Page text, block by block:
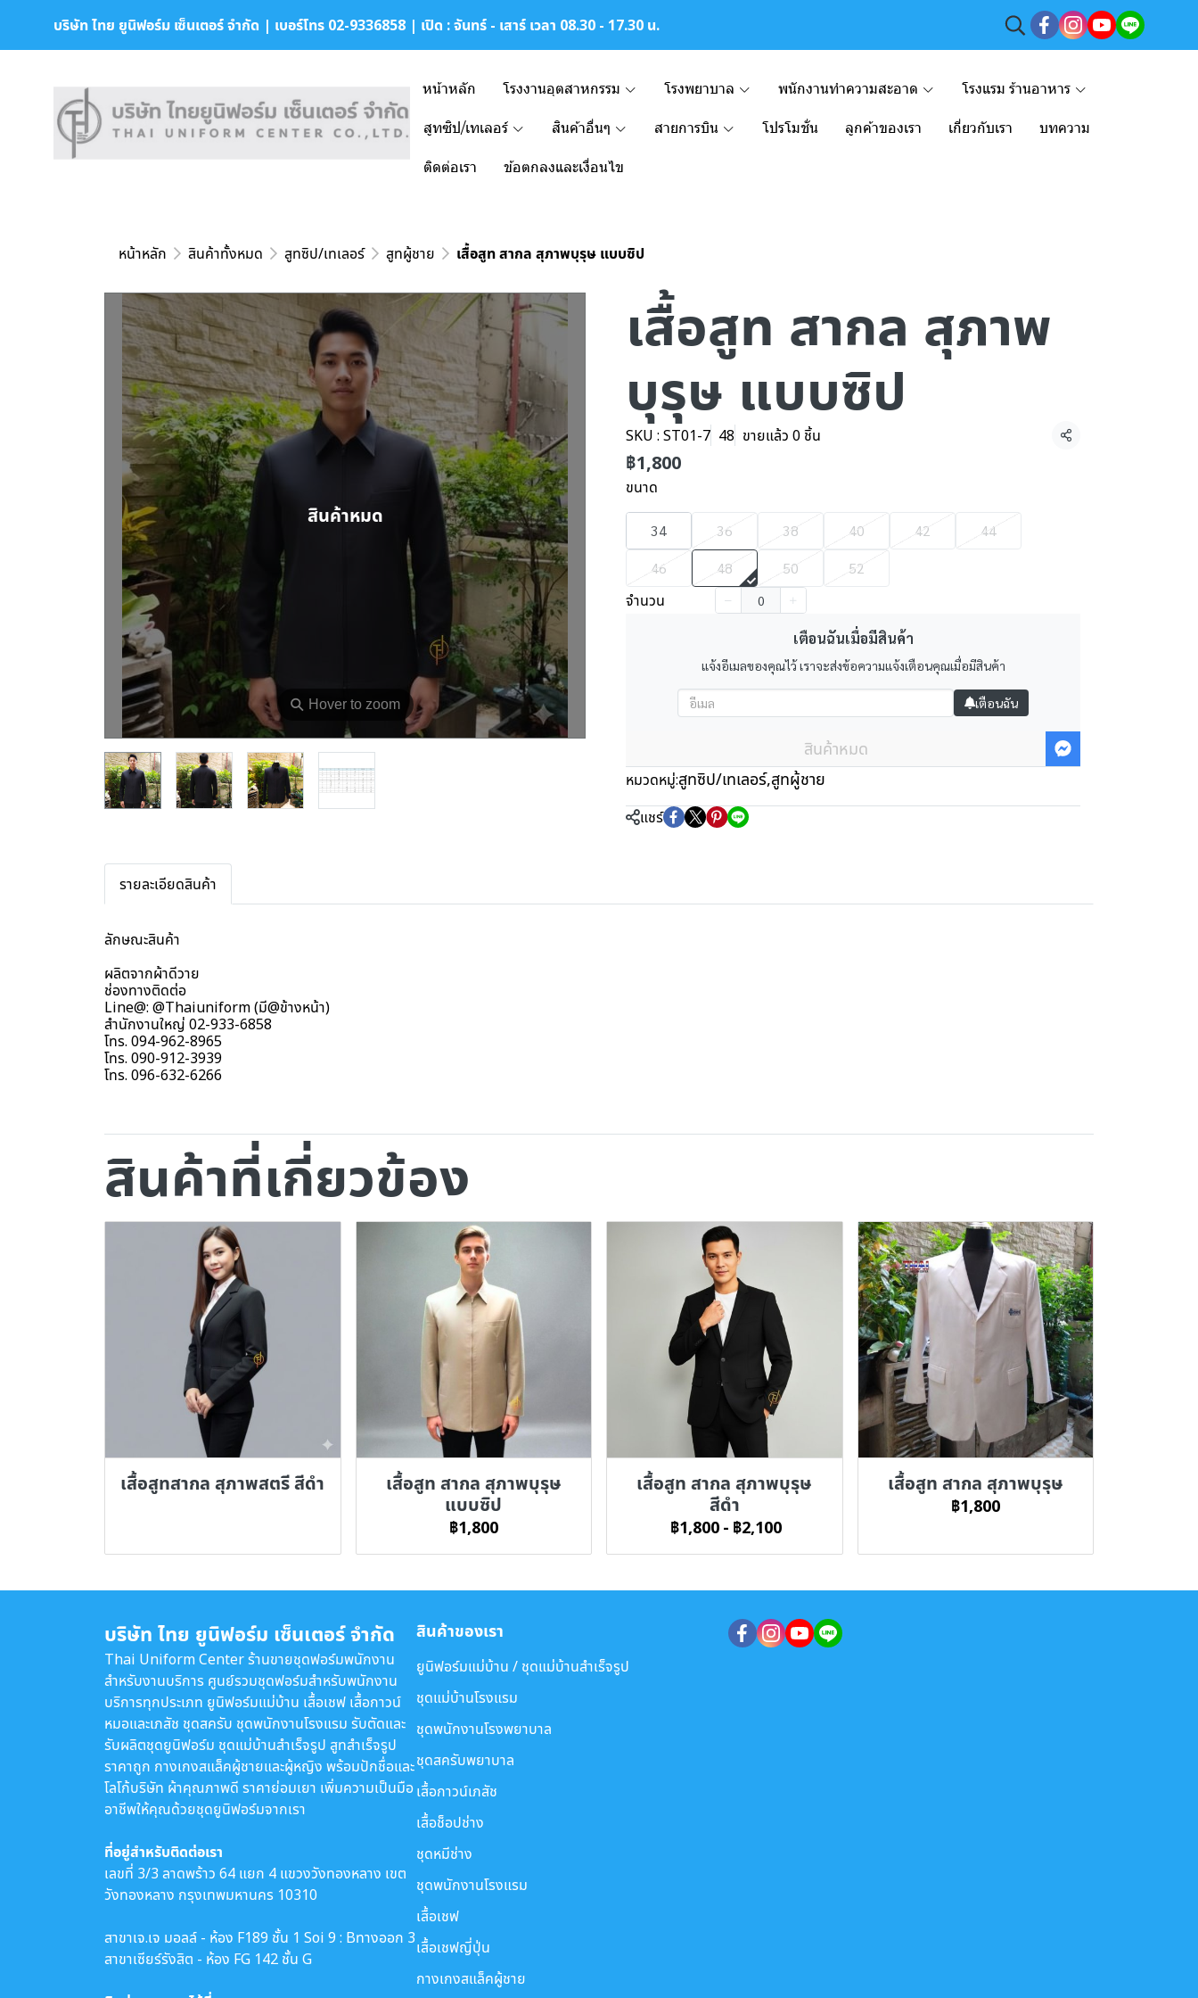
บริษัท ไทย ยูนิฟอร์ม เซ็นเตอร์ จำกัด | เบอร์โทร 02-9336858 | เปิด : จันทร์ - เสาร์ เวลา 08.30 - 17.30 น.
หน้าหลัก โรงงานอุตสาหกรรม โรงพยาบาล พนักงานทำความสะอาด โรงแรม ร้านอาหาร
สูทซิป/เทเลอร์ สินค้าอื่นๆ สายการบิน โปรโมชั่น ลูกค้าของเรา เกี่ยวกับเรา บทความ
ติดต่อเรา ข้อตกลงและเงื่อนไข
หน้าหลัก สินค้าทั้งหมด สูทซิป/เทเลอร์ สูทผู้ชาย เสื้อสูท สากล สุภาพบุรุษ แบบซิป
⚲ Hover to zoom
สินค้าหมด
เสื้อสูท สากล สุภาพ
บุรุษ แบบซิป
SKU : ST01-7 48 ขายแล้ว 0 ชิ้น แชร์
฿1,800
ขนาด
34 36 38 40 42
44
46
48 50 52
จำนวน
เตือนฉันเมื่อมีสินค้า
แจ้งอีเมลของคุณไว้ เราจะส่งข้อความแจ้งเตือนคุณเมื่อมีสินค้า
เตือนฉัน
สินค้าหมด
หมวดหมู่:สูทซิป/เทเลอร์,สูทผู้ชาย
แชร์
รายละเอียดสินค้า
ลักษณะสินค้า
ผลิตจากผ้าดีวาย
ช่องทางติดต่อ
Line@: @Thaiuniform (มี@ข้างหน้า)
สำนักงานใหญ่ 02-933-6858
โทร. 094-962-8965
โทร. 090-912-3939
โทร. 096-632-6266
สินค้าที่เกี่ยวข้อง
เสื้อสูทสากล สุภาพสตรี สีดำ
เสื้อสูท สากล สุภาพบุรุษ
แบบซิป
฿1,800
เสื้อสูท สากล สุภาพบุรุษ
สีดำ
฿1,800 - ฿2,100
เสื้อสูท สากล สุภาพบุรุษ
฿1,800
บริษัท ไทย ยูนิฟอร์ม เซ็นเตอร์ จำกัด
Thai Uniform Center ร้านขายชุดฟอร์มพนักงาน
สำหรับงานบริการ ศูนย์รวมชุดฟอร์มสำหรับพนักงาน
บริการทุกประเภท ยูนิฟอร์มแม่บ้าน เสื้อเชฟ เสื้อกาวน์
หมอและเภสัช ชุดสครับ ชุดพนักงานโรงแรม รับตัดและ
รับผลิตชุดยูนิฟอร์ม ชุดแม่บ้านสำเร็จรูป สูทสำเร็จรูป
ราคาถูก กางเกงสแล็คผู้ชายและผู้หญิง พร้อมปักชื่อและ
โลโก้บริษัท ผ้าคุณภาพดี ราคาย่อมเยา เพิ่มความเป็นมือ
อาชีพให้คุณด้วยชุดยูนิฟอร์มจากเรา
ที่อยู่สำหรับติดต่อเรา
เลขที่ 3/3 ลาดพร้าว 64 แยก 4 แขวงวังทองหลาง เขต
วังทองหลาง กรุงเทพมหานคร 10310
สาขาเจ.เจ มอลล์ - ห้อง F189 ชั้น 1 Soi 9 : Bทางออก 3
สาขาเซียร์รังสิต - ห้อง FG 142 ชั้น G
สินค้าของเรา
ยูนิฟอร์มแม่บ้าน / ชุดแม่บ้านสำเร็จรูป
ชุดแม่บ้านโรงแรม
ชุดพนักงานโรงพยาบาล
ชุดสครับพยาบาล
เสื้อกาวน์เภสัช
เสื้อช็อปช่าง
ชุดหมีช่าง
ชุดพนักงานโรงแรม
เสื้อเชฟ
เสื้อเชฟญี่ปุ่น
กางเกงสแล็คผู้ชาย